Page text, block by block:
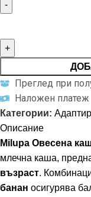
Преглед при
Наложен платеж
Категории:
Описание
Milupa Овесена
млечна каша,
възраст.
банан осигурява